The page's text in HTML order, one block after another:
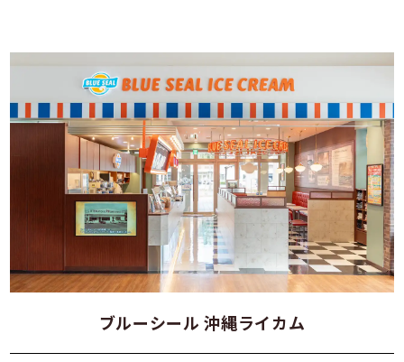
ブルーシール 沖縄ライカム